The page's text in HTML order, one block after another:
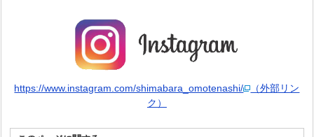
https://www.instagram.com/shimabara_omotenashi/
（外部リン
ク）